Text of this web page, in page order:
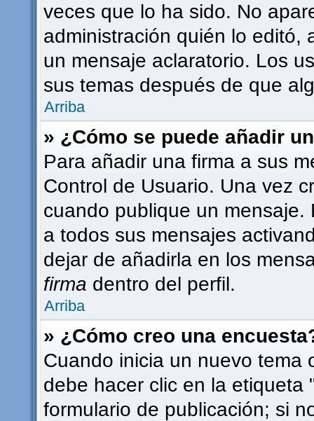
veces que lo ha sido. No
administración quién lo editó,
un mensaje aclaratorio. Los
sus temas después de que
Arriba
» ¿Cómo se puede añadir
Para añadir una firma a sus
Control de Usuario. Una vez
cuando publique un
a todos sus mensajes
dejar de añadirla en los
firma dentro del perfil.
Arriba
» ¿Cómo creo una
Cuando inicia un nuevo tema
debe hacer clic en la etiqueta
formulario de publicación; si